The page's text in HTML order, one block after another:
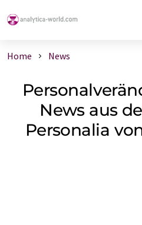
Home News
News aus
Personalia